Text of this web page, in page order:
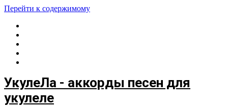
Перейти к содержимому
УкулеЛа - аккорды песен для
укулеле